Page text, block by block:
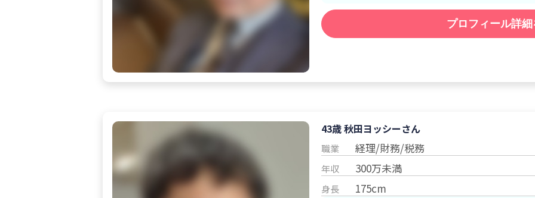
プロフィール詳
43歳 秋田ヨッシーさん
職業 経理/財務/税務
年収 300万未満
身長 175cm